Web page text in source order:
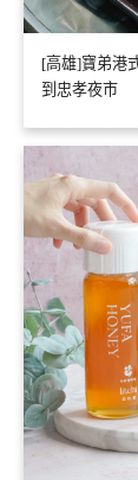
[高雄]寶弟港
到忠孝夜市